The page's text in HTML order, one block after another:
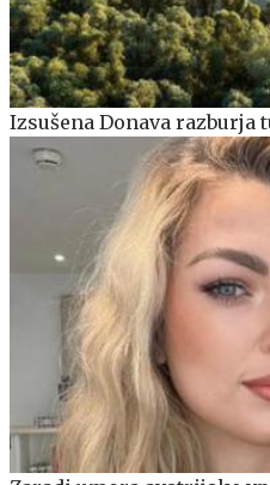
Izsušena Donava razburja